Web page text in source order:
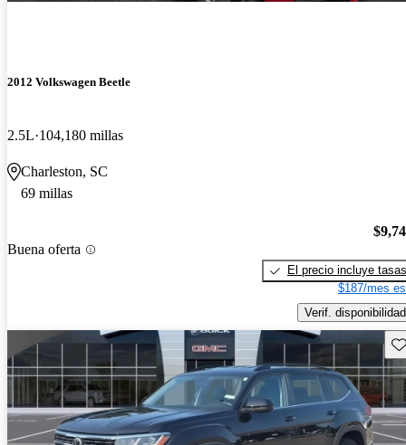
2012 Volkswagen Beetle
2.5L 104,180 millas
Charleston, SC
69 millas
Buena oferta
El precio incluye tasas
$187/mes
Verif. disponibilidad